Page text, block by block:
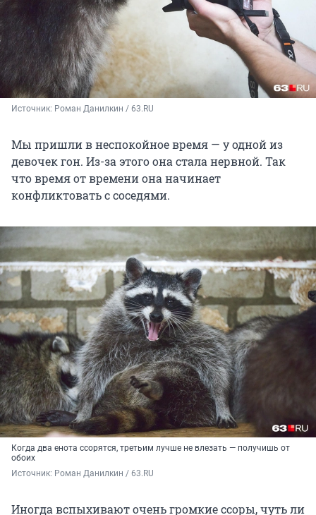
Источник: Роман Данилкин / 63.RU
Мы пришли в неспокойное время — у одной из
девочек гон. Из-за этого она стала нервной. Так
что время от времени она начинает
конфликтовать с соседями.
Когда два енота ссорятся, третьим лучше не влезать — получишь от
обоих
Источник: Роман Данилкин / 63.RU
Иногда вспыхивают очень громкие ссоры, чуть ли